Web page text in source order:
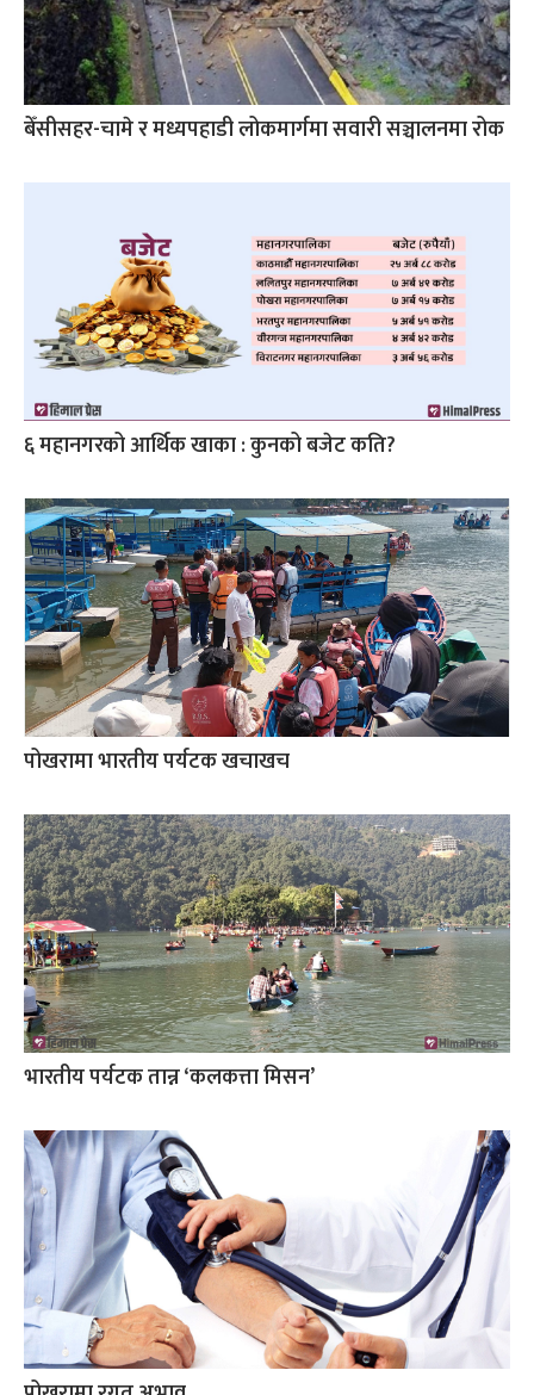
बेँसीसहर-चामे र मध्यपहाडी लोकमार्गमा सवारी सञ्चालनमा रोक
६ महानगरको आर्थिक खाका : कुनको बजेट कति?
पोखरामा भारतीय पर्यटक खचाखच
भारतीय पर्यटक तान्न ‘कलकत्ता मिसन’